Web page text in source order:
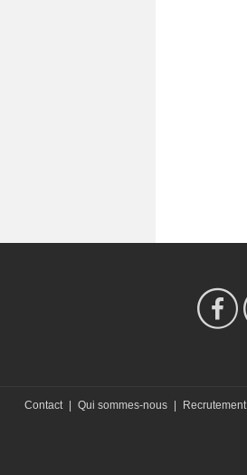
Contact Qui sommes-nous Recrutement